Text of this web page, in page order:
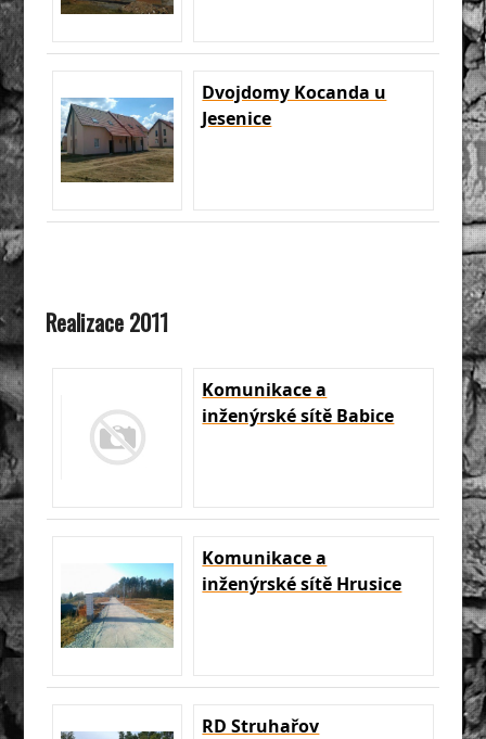
Dvojdomy Kocanda u
Jesenice
Realizace 2011
Komunikace a
inženýrské sítě Babice
Komunikace a
inženýrské sítě Hrusice
RD Struhařov